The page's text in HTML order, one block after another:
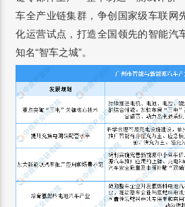
车全产业链集群，争创国家级车联网
化运营试点，打造全国领先的智能汽
知名“智车之城”。